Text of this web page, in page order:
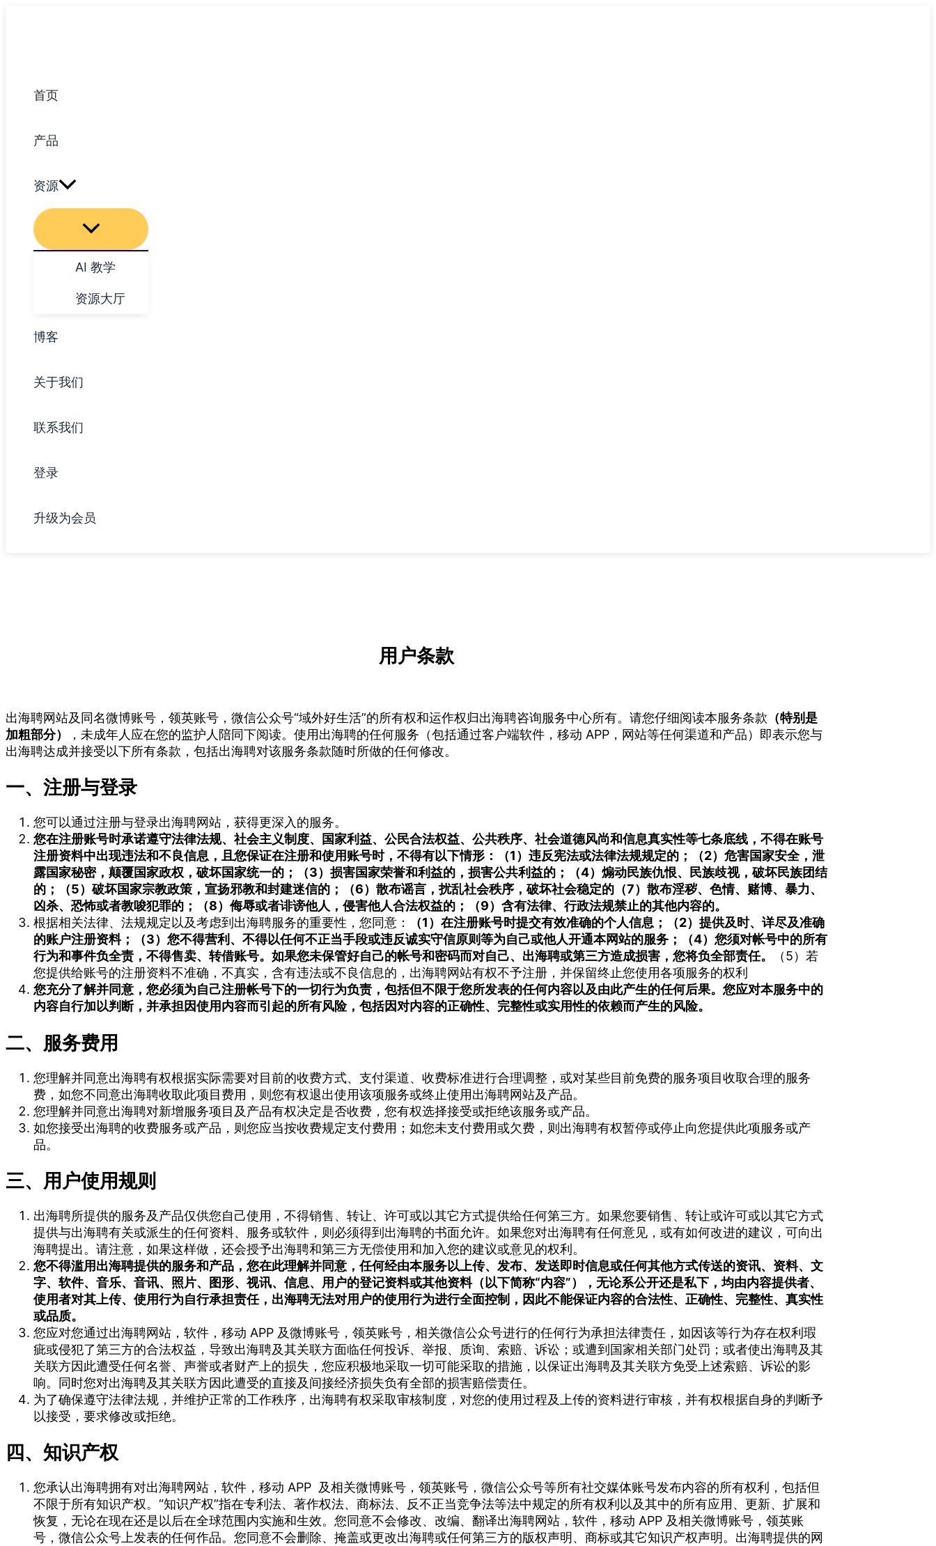
首页
产品
资源
AI 教学
资源大厅
博客
关于我们
联系我们
登录
升级为会员
用户条款
出海聘网站及同名微博账号，领英账号，微信公众号“域外好生活”的所有权和运作权归出海聘咨询服务中心所有。请您仔细阅读本服务条款 （特别是
加粗部分）
，未成年人应在您的监护人陪同下阅读。使用出海聘的任何服务（包括通过客户端软件，移动 APP，网站等任何渠道和产品）即表示您与
出海聘达成并接受以下所有条款，包括出海聘对该服务条款随时所做的任何修改。
一、注册与登录
您可以通过注册与登录出海聘网站，获得更深入的服务。
您在注册账号时承诺遵守法律法规、社会主义制度、国家利益、公民合法权益、公共秩序、社会道德风尚和信息真实性等七条底线，不得在账号
注册资料中出现违法和不良信息，且您保证在注册和使用账号时，不得有以下情形：
（1）违反宪法或法律法规规定的；
（2）危害国家安全，泄
露国家秘密，颠覆国家政权，破坏国家统一的；
（3）损害国家荣誉和利益的，损害公共利益的；
（4）煽动民族仇恨、民族歧视，破坏民族团结
的；
（5）破坏国家宗教政策，宣扬邪教和封建迷信的； （6）散布谣言，扰乱社会秩序，破坏社会稳定的 （7）散布淫秽、色情、赌博、暴力、
凶杀、恐怖或者教唆犯罪的；
（8）侮辱或者诽谤他人，侵害他人合法权益的；
（9）含有法律、行政法规禁止的其他内容的。
根据相关法律、法规规定以及考虑到出海聘服务的重要性，您同意：
（1）在注册账号时提交有效准确的个人信息；
（2）提供及时、详尽及准确
的账户注册资料；
（3）您不得营利、不得以任何不正当手段或违反诚实守信原则等为自己或他人开通本网站的服务；
（4）您须对帐号中的所有
行为和事件负全责，不得售卖、转借账号。如果您未保管好自己的帐号和密码而对自己、出海聘或第三方造成损害，您将负全部责任。
（5）若
您提供给账号的注册资料不准确，不真实，含有违法或不良信息的，出海聘网站有权不予注册，并保留终止您使用各项服务的权利
您充分了解并同意，您必须为自己注册帐号下的一切行为负责，包括但不限于您所发表的任何内容以及由此产生的任何后果。您应对本服务中的
内容自行加以判断，并承担因使用内容而引起的所有风险，包括因对内容的正确性、完整性或实用性的依赖而产生的风险。
二、服务费用
您理解并同意出海聘有权根据实际需要对目前的收费方式、支付渠道、收费标准进行合理调整，或对某些目前免费的服务项目收取合理的服务
费，如您不同意出海聘收取此项目费用，则您有权退出使用该项服务或终止使用出海聘网站及产品。
您理解并同意出海聘对新增服务项目及产品有权决定是否收费，您有权选择接受或拒绝该服务或产品。
如您接受出海聘的收费服务或产品，则您应当按收费规定支付费用；如您未支付费用或欠费，则出海聘有权暂停或停止向您提供此项服务或产
品。
三、用户使用规则
出海聘所提供的服务及产品仅供您自己使用，不得销售、转让、许可或以其它方式提供给任何第三方。如果您要销售、转让或许可或以其它方式
提供与出海聘有关或派生的任何资料、服务或软件，则必须得到出海聘的书面允许。如果您对出海聘有任何意见，或有如何改进的建议，可向出
海聘提出。请注意，如果这样做，还会授予出海聘和第三方无偿使用和加入您的建议或意见的权利。
您不得滥用出海聘提供的服务和产品，您在此理解并同意，任何经由本服务以上传、发布、发送即时信息或任何其他方式传送的资讯、资料、文
字、软件、音乐、音讯、照片、图形、视讯、信息、用户的登记资料或其他资料（以下简称“内容”），无论系公开还是私下，均由内容提供者、
使用者对其上传、使用行为自行承担责任，出海聘无法对用户的使用行为进行全面控制，因此不能保证内容的合法性、正确性、完整性、真实性
或品质。
您应对您通过出海聘网站，软件，移动 APP 及微博账号，领英账号，相关微信公众号进行的任何行为承担法律责任，如因该等行为存在权利瑕
疵或侵犯了第三方的合法权益，导致出海聘及其关联方面临任何投诉、举报、质询、索赔、诉讼；或遭到国家相关部门处罚；或者使出海聘及其
关联方因此遭受任何名誉、声誉或者财产上的损失，您应积极地采取一切可能采取的措施，以保证出海聘及其关联方免受上述索赔、诉讼的影
响。同时您对出海聘及其关联方因此遭受的直接及间接经济损失负有全部的损害赔偿责任。
为了确保遵守法律法规，并维护正常的工作秩序，出海聘有权采取审核制度，对您的使用过程及上传的资料进行审核，并有权根据自身的判断予
以接受，要求修改或拒绝。
四、知识产权
您承认出海聘拥有对出海聘网站，软件，移动 APP 及相关微博账号，领英账号，微信公众号等所有社交媒体账号发布内容的所有权利，包括但
不限于所有知识产权。“知识产权”指在专利法、著作权法、商标法、反不正当竞争法等法中规定的所有权利以及其中的所有应用、更新、扩展和
恢复，无论在现在还是以后在全球范围内实施和生效。您同意不会修改、改编、翻译出海聘网站，软件，移动 APP 及相关微博账号，领英账
号，微信公众号上发表的任何作品。您同意不会删除、掩盖或更改出海聘或任何第三方的版权声明、商标或其它知识产权声明。出海聘提供的网